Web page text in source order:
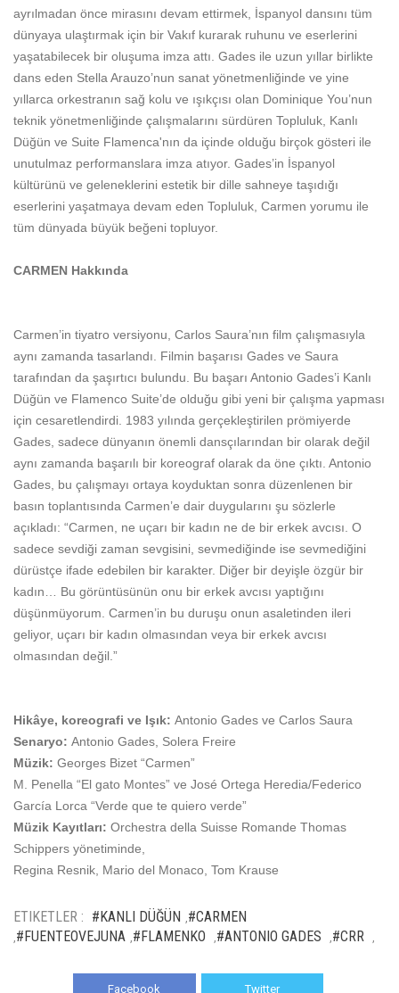
ayrılmadan önce mirasını devam ettirmek, İspanyol dansını tüm
dünyaya ulaştırmak için bir Vakıf kurarak ruhunu ve eserlerini
yaşatabilecek bir oluşuma imza attı. Gades ile uzun yıllar birlikte
dans eden Stella Arauzo’nun sanat yönetmenliğinde ve yine
yıllarca orkestranın sağ kolu ve ışıkçısı olan Dominique You’nun
teknik yönetmenliğinde çalışmalarını sürdüren Topluluk, Kanlı
Düğün ve Suite Flamenca'nın da içinde olduğu birçok gösteri ile
unutulmaz performanslara imza atıyor. Gades’in İspanyol
kültürünü ve geleneklerini estetik bir dille sahneye taşıdığı
eserlerini yaşatmaya devam eden Topluluk, Carmen yorumu ile
tüm dünyada büyük beğeni topluyor.
CARMEN Hakkında
Carmen’in tiyatro versiyonu, Carlos Saura’nın film çalışmasıyla
aynı zamanda tasarlandı. Filmin başarısı Gades ve Saura
tarafından da şaşırtıcı bulundu. Bu başarı Antonio Gades’i Kanlı
Düğün ve Flamenco Suite’de olduğu gibi yeni bir çalışma yapması
için cesaretlendirdi. 1983 yılında gerçekleştirilen prömiyerde
Gades, sadece dünyanın önemli dansçılarından bir olarak değil
aynı zamanda başarılı bir koreograf olarak da öne çıktı. Antonio
Gades, bu çalışmayı ortaya koyduktan sonra düzenlenen bir
basın toplantısında Carmen’e dair duygularını şu sözlerle
açıkladı: “Carmen, ne uçarı bir kadın ne de bir erkek avcısı. O
sadece sevdiği zaman sevgisini, sevmediğinde ise sevmediğini
dürüstçe ifade edebilen bir karakter. Diğer bir deyişle özgür bir
kadın… Bu görüntüsünün onu bir erkek avcısı yaptığını
düşünmüyorum. Carmen’in bu duruşu onun asaletinden ileri
geliyor, uçarı bir kadın olmasından veya bir erkek avcısı
olmasından değil.”
Hikâye, koreografi ve Işık: Antonio Gades ve Carlos Saura
Senaryo: Antonio Gades, Solera Freire
Müzik: Georges Bizet “Carmen”
M. Penella “El gato Montes” ve José Ortega Heredia/Federico
García Lorca “Verde que te quiero verde”
Müzik Kayıtları: Orchestra della Suisse Romande Thomas
Schippers yönetiminde,
Regina Resnik, Mario del Monaco, Tom Krause
ETIKETLER : #KANLI DÜĞÜN #CARMEN
#FUENTEOVEJUNA #FLAMENKO #ANTONIO GADES #CRR
Facebook Twitter